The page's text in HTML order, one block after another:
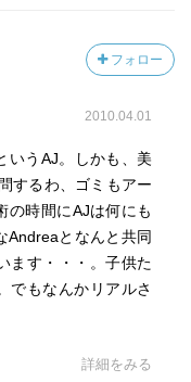
フォロー
2010.04.01
いうAJ。しかも、美
するわ、ゴミもアー
の時間にAJは何にも
Andreaとなんと共同
ます・・・。子供た
でもなんかリアルさ
詳細をみる